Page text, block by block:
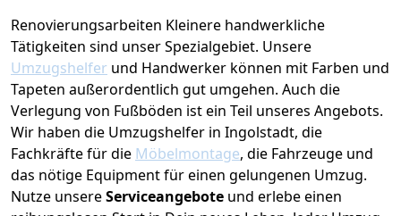
Renovierungsarbeiten Kleinere handwerkliche
Tätigkeiten sind unser Spezialgebiet. Unsere
Umzugshelfer und Handwerker können mit Farben und
Tapeten außerordentlich gut umgehen. Auch die
Verlegung von Fußböden ist ein Teil unseres Angebots.
Wir haben die Umzugshelfer in Ingolstadt, die
Fachkräfte für die Möbelmontage, die Fahrzeuge und
das nötige Equipment für einen gelungenen Umzug.
Nutze unsereServiceangebote und erlebe einen